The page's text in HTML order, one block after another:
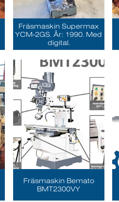
Fräsmaskin Supermax
YCM-2GS. År: 1990. Med
digital.
Fräsmaskin Bemato
BMT2300VY